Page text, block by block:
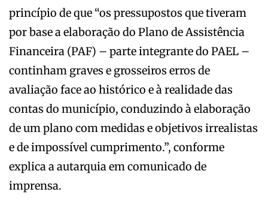
princípio de que “os pressupostos que tiveram
por base a elaboração do Plano de Assistência
Financeira (PAF) – parte integrante do PAEL –
continham graves e grosseiros erros de
avaliação face ao histórico e à realidade das
contas do município, conduzindo à elaboração
de um plano com medidas e objetivos irrealistas
e de impossível cumprimento.”, conforme
explica a autarquia em comunicado de
imprensa.